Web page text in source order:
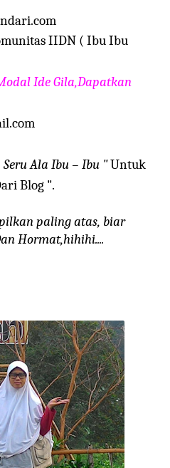
IIDN ( Ibu Ibu
Ide Gila,Dapatkan
Seru Ala Ibu – Ibu "Untuk
Blog ".
paling atas, biar
Hormat,hihihi....